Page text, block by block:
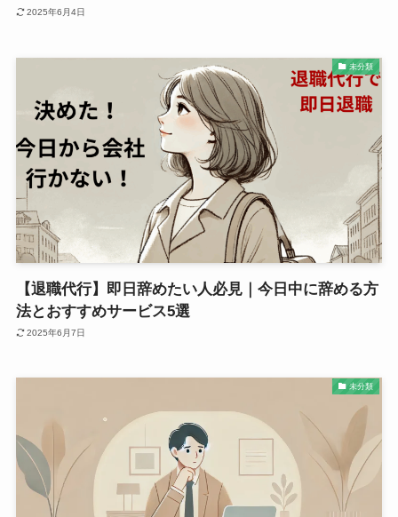
2025年6月4日
未分類
【退職代行】即日辞めたい人必見｜今日中に辞める方
法とおすすめサービス5選
2025年6月7日
未分類